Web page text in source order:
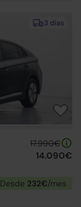
3 días
17.990€
14.090€
Desde 232€/mes